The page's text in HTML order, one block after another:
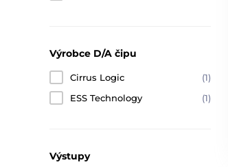
Výrobce D/A čipu
Cirrus Logic
(1)
ESS Technology
(1)
Výstupy